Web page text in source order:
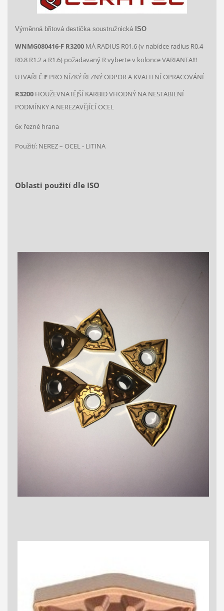
Výměnná břitová destička soustružnická ISO
WNMG080416-F R3200MÁ RADIUS R01.6 (v nabídce radius R0.4
R0.8 R1.2 a R1.6) požadavaný R vyberte v kolonce VARIANTA!!!
UTVAŘEČ FPRO NÍZKÝ ŘEZNÝ ODPOR A KVALITNÍ OPRACOVÁNÍ
R3200HOUŽEVNATĚJŠÍ KARBID VHODNÝ NA NESTABILNÍ
PODMÍNKY A NEREZAVĚJÍCÍ OCEL
6x řezné hrana
Použití: NEREZ – OCEL - LITINA
Oblasti použití dle ISO